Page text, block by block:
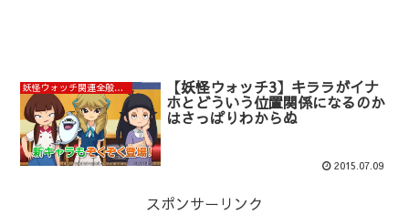
妖怪ウォッチ関連全般・雑談まとめ 【妖怪ウォッチ3】キララがイナ
ホとどういう位置関係になるのか
はさっぱりわからぬ
2015.07.09
スポンサーリンク